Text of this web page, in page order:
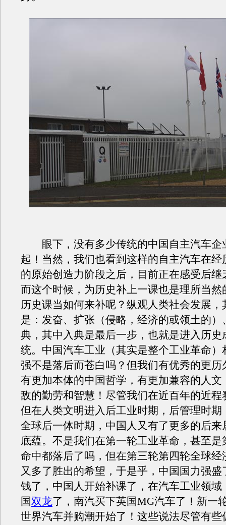
眼下，没有多少传统的中国自主汽车企
起！当然，我们也看到这样的自主汽车在经
的原始创造力阶段之后，目前正在感受后继
而这个时候，为历史补上一课也是理所当然
历史课当如何来补呢？纵观人类社会发展，
是：发奋、扩张（侵略，经济的或领土的）
典，其中入典是最后一步，也就是进入历史
统。中国汽车工业（其实是整个工业革命）
强不是落后而苍白吗？但我们有优秀的更历
有更加本体的中国哲学，有更加兼容的人文
敌的勤劳和智慧！尽管我们在近百年的近程
但在人类文明进入后工业时期，后管理时期
全球后一体时期，中国人又有了更多的后来
底蕴。不是我们在第一轮工业革命，甚至是
命中都落后了吗，但在第三轮第四轮全球经
又多了胜出的希望，于是乎，中国国力强盛
钱了，中国人开始补课了，在汽车工业领域
国双龙了，南汽买下英国MG汽车了！新一
世界汽车并购潮开始了！这些说法尽管有些